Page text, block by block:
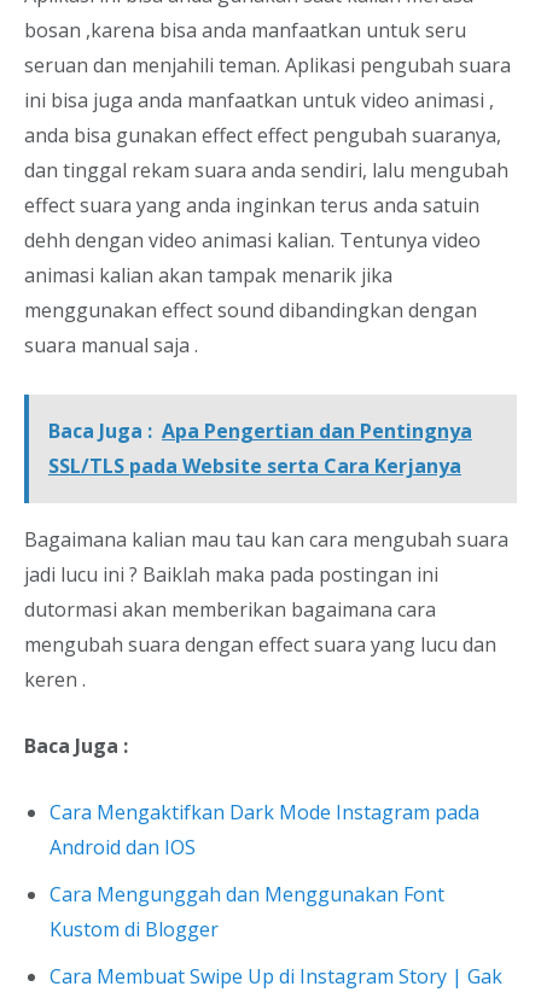
bosan ,karena bisa anda manfaatkan untuk seru
seruan dan menjahili teman. Aplikasi pengubah suara
ini bisa juga anda manfaatkan untuk video animasi ,
anda bisa gunakan effect effect pengubah suaranya,
dan tinggal rekam suara anda sendiri, lalu mengubah
effect suara yang anda inginkan terus anda satuin
dehh dengan video animasi kalian. Tentunya video
animasi kalian akan tampak menarik jika
menggunakan effect sound dibandingkan dengan
suara manual saja .
Baca Juga : Apa Pengertian dan Pentingnya
SSL/TLS pada Website serta Cara Kerjanya
Bagaimana kalian mau tau kan cara mengubah suara
jadi lucu ini ? Baiklah maka pada postingan ini
dutormasi akan memberikan bagaimana cara
mengubah suara dengan effect suara yang lucu dan
keren .
Baca Juga :
Cara Mengaktifkan Dark Mode Instagram pada
Android dan IOS
Cara Mengunggah dan Menggunakan Font
Kustom di Blogger
Cara Membuat Swipe Up di Instagram Story | Gak